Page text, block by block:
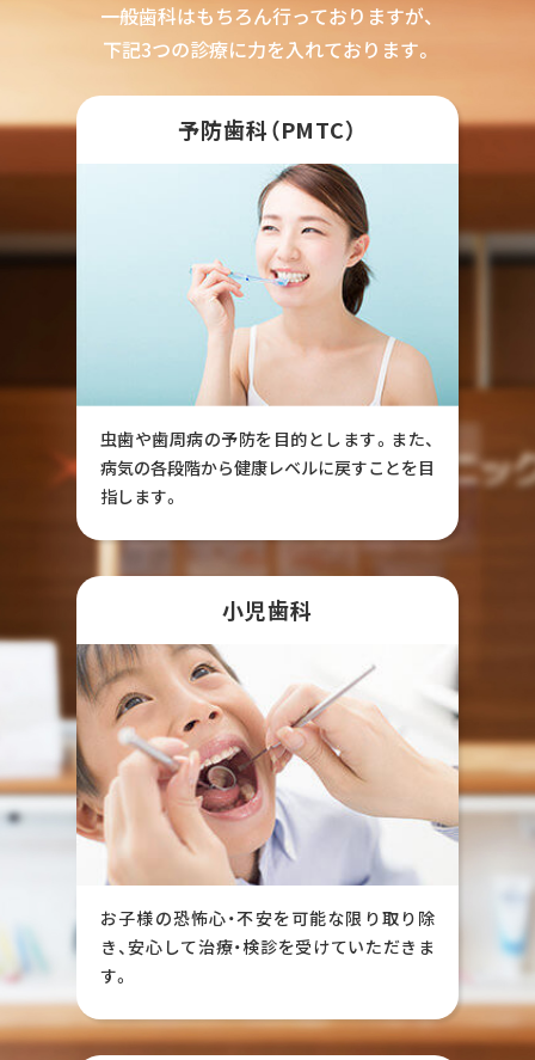
一般歯科はもちろん行っておりますが、
下記3つの診療に力を入れております。
予防歯科（PMTC）
虫歯や歯周病の予防を目的とします。また、
病気の各段階から健康レベルに戻すことを目
指します。
小児歯科
お子様の恐怖心・不安を可能な限り取り除
き、安心して治療・検診を受けていただきま
す。